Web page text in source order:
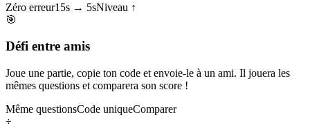
Zéro erreur15s → 5sNiveau ↑
🎯
Défi entre amis
Joue une partie, copie ton code et envoie-le à un ami. Il jouera les
mêmes questions et comparera son score !
Même questionsCode uniqueComparer
÷